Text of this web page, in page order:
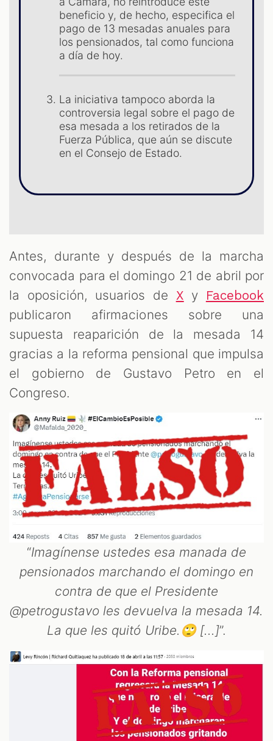
beneficio y, de hecho, especifica el
pago de 13 mesadas anuales para
los pensionados, tal como funciona
a día de hoy.
La iniciativa tampoco aborda la
controversia legal sobre el pago de
esa mesada a los retirados de la
Fuerza Pública, que aún se discute
en el Consejo de Estado.
Antes, durante y después de la marcha
convocada para el domingo 21 de abril por
la oposición, usuarios de X y Facebook
publicaron afirmaciones sobre una
supuesta reaparición de la mesada 14
gracias a la reforma pensional que impulsa
el gobierno de Gustavo Petro en el
Congreso.
“Imagínense ustedes esa manada de
pensionados marchando el domingo en
contra de que el Presidente
@petrogustavo les devuelva la mesada 14.
La que les quitó Uribe.🙄 [...]”.